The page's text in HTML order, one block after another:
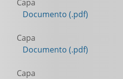
Capa
Documento (.pdf)
Capa
Documento (.pdf)
Capa